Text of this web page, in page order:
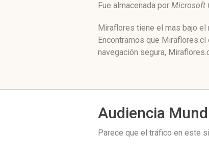
Fue almacenada por Microsoft
Miraflores tiene el mas bajo el
Encontramos que
navegación segura,
Audiencia
Parece que el tráfico en este